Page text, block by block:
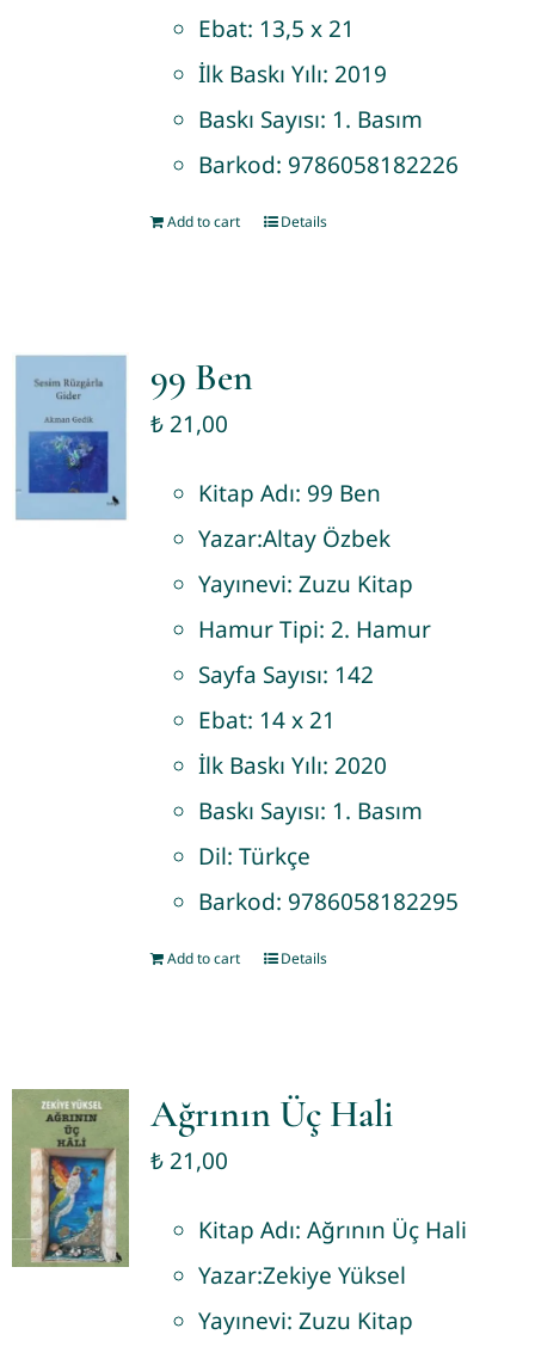
Ebat: 13,5 x 21
İlk Baskı Yılı: 2019
Baskı Sayısı: 1. Basım
Barkod: 9786058182226
Add to cart Details
99 Ben
₺21,00
Kitap Adı: 99 Ben
Yazar:Altay Özbek
Yayınevi: Zuzu Kitap
Hamur Tipi: 2. Hamur
Sayfa Sayısı: 142
Ebat: 14 x 21
İlk Baskı Yılı: 2020
Baskı Sayısı: 1. Basım
Dil: Türkçe
Barkod: 9786058182295
Add to cart Details
Ağrının Üç Hali
₺21,00
Kitap Adı: Ağrının Üç Hali
Yazar:Zekiye Yüksel
Yayınevi: Zuzu Kitap